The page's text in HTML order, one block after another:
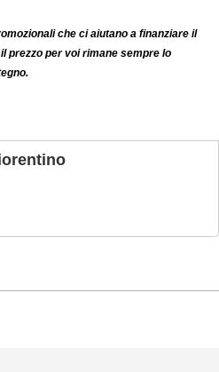
che ci aiutano a finanziare il
prezzo per voi rimane sempre lo